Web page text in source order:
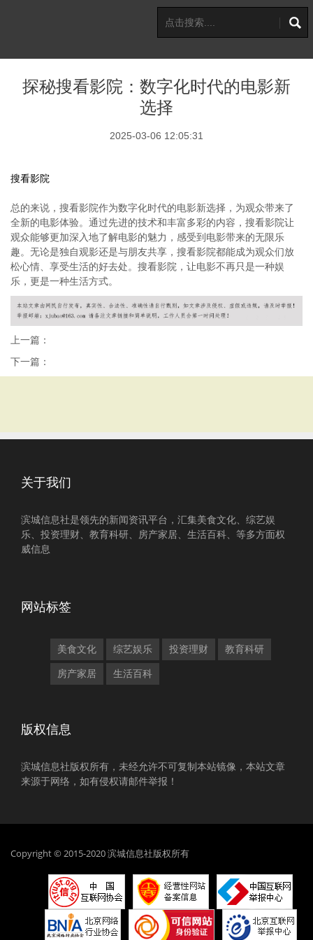
探秘搜看影院：数字化时代的电影新
选择
2025-03-06 12:05:31
搜看影院
总的来说，搜看影院作为数字化时代的电影新选择，为观众带来了
全新的电影体验。通过先进的技术和丰富多彩的内容，搜看影院让
观众能够更加深入地了解电影的魅力，感受到电影带来的无限乐
趣。无论是独自观影还是与朋友共享，搜看影院都能成为观众们放
松心情、享受生活的好去处。搜看影院，让电影不再只是一种娱
乐，更是一种生活方式。
上一篇：
下一篇：
关于我们
滨城信息社是领先的新闻资讯平台，汇集美食文化、综艺娱
乐、投资理财、教育科研、房产家居、生活百科、等多方面权
威信息
网站标签
美食文化 综艺娱乐 投资理财 教育科研
房产家居 生活百科
版权信息
滨城信息社版权所有，未经允许不可复制本站镜像，本站文章
来源于网络，如有侵权请邮件举报！
Copyright © 2015-2020 滨城信息社版权所有